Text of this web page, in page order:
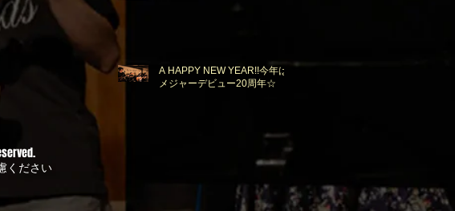
A HAPPY NEW YEAR!!今年は
メジャーデビュー20周年☆
ください